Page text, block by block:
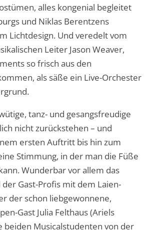
alles kongenial begleitet
und Niklas Berentzens
Lichtdesign. Und veredelt vom
Leiter Jason Weaver,
so frisch aus den
als säße ein Live-Orchester
tanz- und gesangsfreudige
nicht zurückstehen – und
ersten Auftritt bis hin zum
Stimmung, in der man die Füße
Wunderbar vor allem das
Gast-Profis mit dem Laien-
der schon liebgewonnene,
Gast Julia Felthaus (Ariels
beiden Musicalstudenten von der